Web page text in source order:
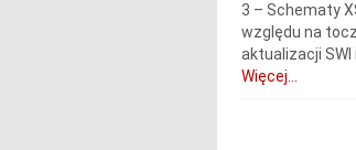
3 – Schematy
względu na
aktualizacji SWI
Więcej...